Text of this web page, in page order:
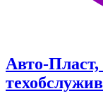
Авто-Пласт,